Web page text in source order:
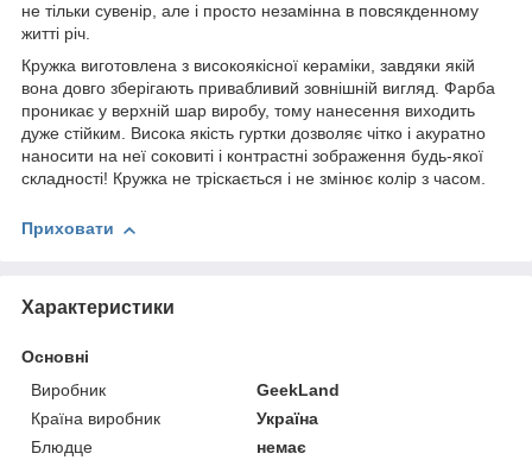
не тільки сувенір, але і просто незамінна в повсякденному
житті річ.
Кружка виготовлена з високоякісної кераміки, завдяки якій
вона довго зберігають привабливий зовнішній вигляд. Фарба
проникає у верхній шар виробу, тому нанесення виходить
дуже стійким. Висока якість гуртки дозволяє чітко і акуратно
наносити на неї соковиті і контрастні зображення будь-якої
складності! Кружка не тріскається і не змінює колір з часом.
Приховати
Характеристики
Основні
Виробник
GeekLand
Країна виробник
Україна
Блюдце
немає